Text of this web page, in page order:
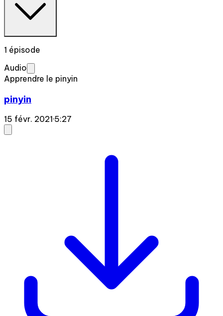
1 épisode
Audio
Apprendre le pinyin
pinyin
15 févr. 2021·5:27